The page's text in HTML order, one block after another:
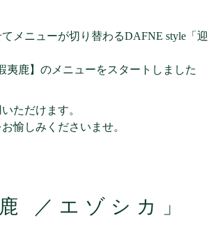
メニューが切り替わるDAFNE style「迎
夷鹿】のメニューをスタートしました
ただけます。
愉しみくださいませ。
／エゾシカ」